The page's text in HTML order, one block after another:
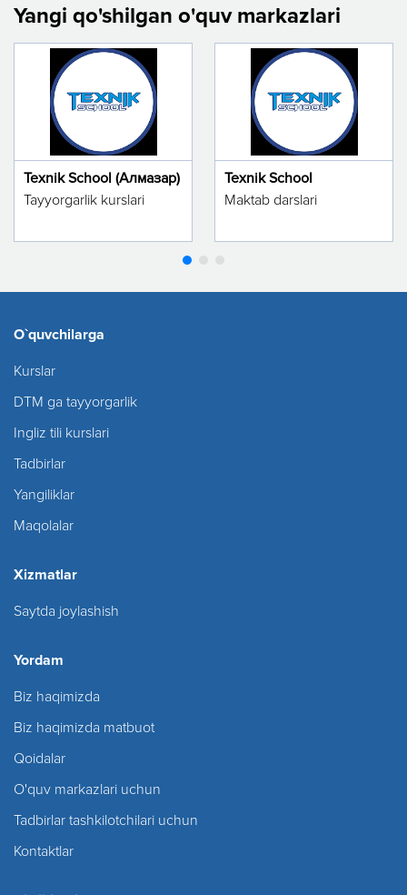
Yangi qo'shilgan o'quv markazlari
Texnik School (Алмазар)
Tayyorgarlik kurslari
Texnik School
Maktab darslari
O`quvchilarga
Kurslar
DTM ga tayyorgarlik
Ingliz tili kurslari
Tadbirlar
Yangiliklar
Maqolalar
Xizmatlar
Saytda joylashish
Yordam
Biz haqimizda
Biz haqimizda matbuot
Qoidalar
O'quv markazlari uchun
Tadbirlar tashkilotchilari uchun
Kontaktlar